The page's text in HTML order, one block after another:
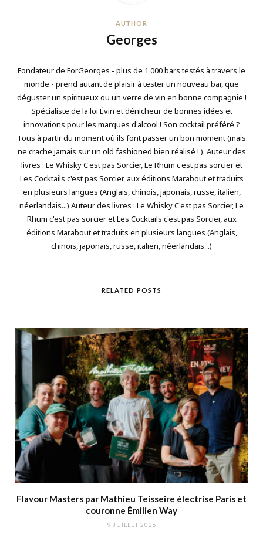
AUTHOR
Georges
Fondateur de ForGeorges - plus de 1 000 bars testés à travers le
monde - prend autant de plaisir à tester un nouveau bar, que
déguster un spiritueux ou un verre de vin en bonne compagnie !
Spécialiste de la loi Évin et dénicheur de bonnes idées et
innovations pour les marques d'alcool ! Son cocktail préféré ?
Tous à partir du moment où ils font passer un bon moment (mais
ne crache jamais sur un old fashioned bien réalisé ! ). Auteur des
livres : Le Whisky C'est pas Sorcier, Le Rhum c'est pas sorcier et
Les Cocktails c'est pas Sorcier, aux éditions Marabout et traduits
en plusieurs langues (Anglais, chinois, japonais, russe, italien,
néerlandais...) Auteur des livres : Le Whisky C'est pas Sorcier, Le
Rhum c'est pas sorcier et Les Cocktails c'est pas Sorcier, aux
éditions Marabout et traduits en plusieurs langues (Anglais,
chinois, japonais, russe, italien, néerlandais...)
RELATED POSTS
Flavour Masters par Mathieu Teisseire électrise Paris et
couronne Émilien Way
9 JUILLET 2026